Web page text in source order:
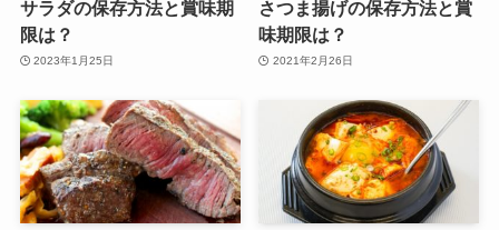
サラダの保存方法と賞味期
限は？
2023年1月25日
さつま揚げの保存方法と賞
味期限は？
2021年2月26日